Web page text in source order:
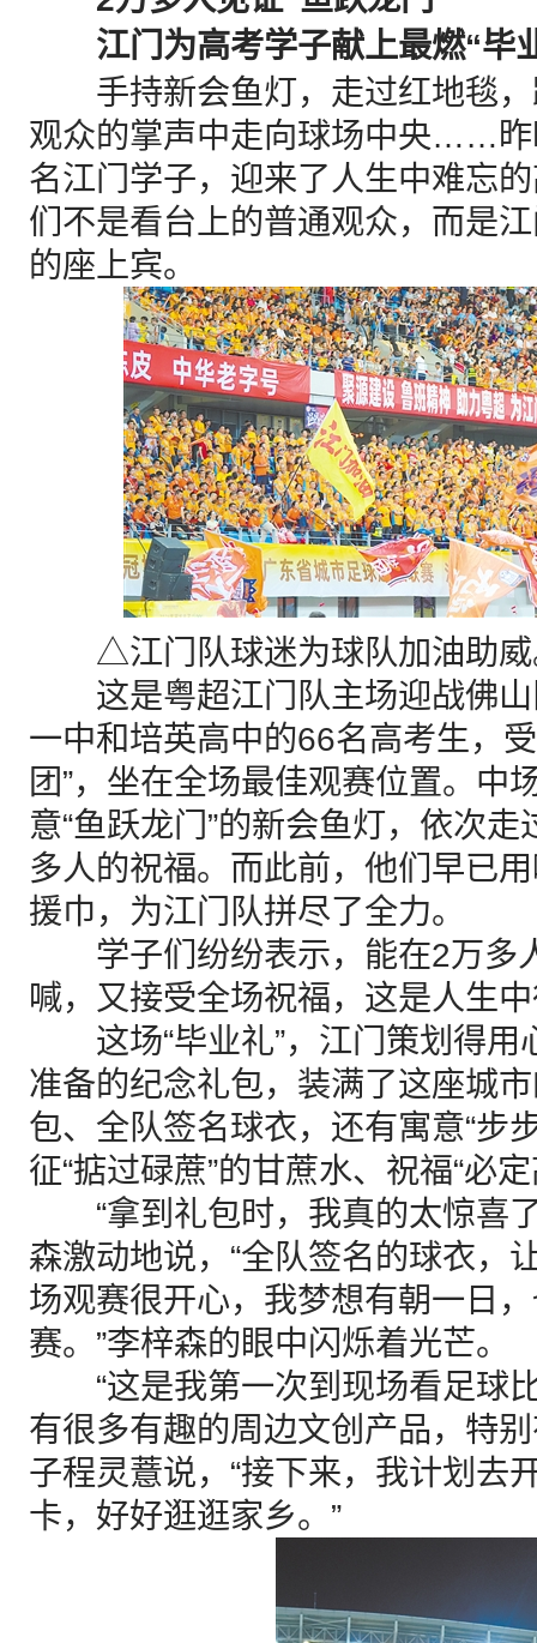
江门为高考学子献上最燃“毕
手持新会鱼灯，走过红地毯，
观众的掌声中走向球场中央……昨
名江门学子，迎来了人生中难忘
们不是看台上的普通观众，而是
的座上宾。
△江门队球迷为球队加油助威
这是粤超江门队主场迎战佛山
一中和培英高中的66名高考生，
团”，坐在全场最佳观赛位置。中
意“鱼跃龙门”的新会鱼灯，依次
多人的祝福。而此前，他们早已
援巾，为江门队拼尽了全力。
学子们纷纷表示，能在2万多
喊，又接受全场祝福，这是人生
这场“毕业礼”，江门策划得用
准备的纪念礼包，装满了这座城
包、全队签名球衣，还有寓意“步
征“掂过碌蔗”的甘蔗水、祝福“必
“拿到礼包时，我真的太惊喜了
森激动地说，“全队签名的球衣，
场观赛很开心，我梦想有朝一日
赛。”李梓森的眼中闪烁着光芒。
“这是我第一次到现场看足球
有很多有趣的周边文创产品，特
子程灵薏说，“接下来，我计划去
卡，好好逛逛家乡。”